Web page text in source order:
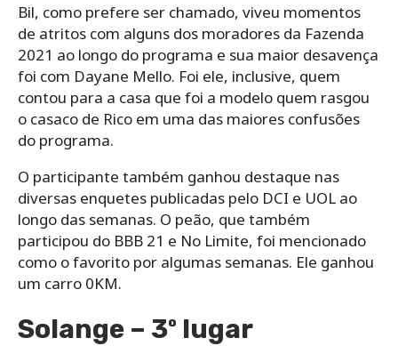
Bil, como prefere ser chamado, viveu momentos
de atritos com alguns dos moradores da Fazenda
2021 ao longo do programa e sua maior desavença
foi com Dayane Mello. Foi ele, inclusive, quem
contou para a casa que foi a modelo quem rasgou
o casaco de Rico em uma das maiores confusões
do programa.
O participante também ganhou destaque nas
diversas enquetes publicadas pelo DCI e UOL ao
longo das semanas. O peão, que também
participou do BBB 21 e No Limite, foi mencionado
como o favorito por algumas semanas. Ele ganhou
um carro 0KM.
Solange – 3º lugar